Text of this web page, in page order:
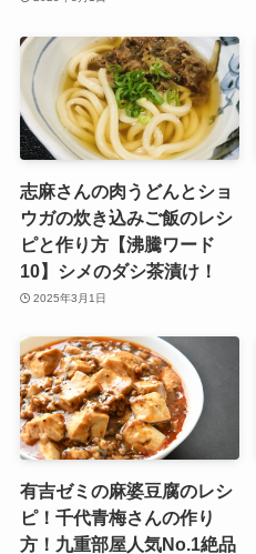
志麻さんの肉うどんとショ
ウガの炊き込みご飯のレシ
ピと作り方【沸騰ワード
10】シメのダシ茶漬け！
2025年3月1日
有吉ゼミの麻婆豆腐のレシ
ピ！千代青梅さんの作り
方！九重部屋人気No.1絶品